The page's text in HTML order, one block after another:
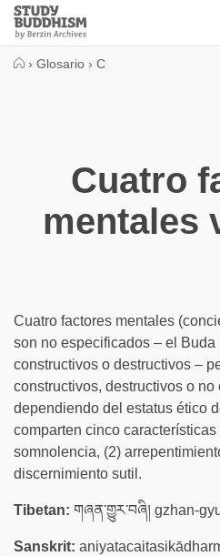
Close
Study
Buddhism
› Glosario › C
Cuatro
mentales
Cuatro factores mentales
son no especificados – el
constructivos o destructivos –
constructivos, destructivos o no
dependiendo del estatus ético
comparten cinco
somnolencia, (2)
discernimiento sutil.
Tibetan: གཞན་གྱུར་བཞི། gzhan-
Sanskrit: